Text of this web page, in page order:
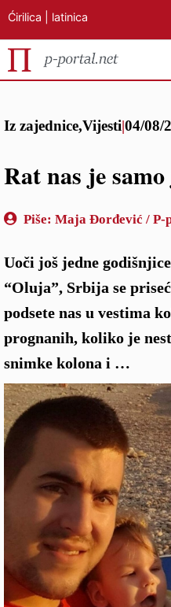
sadržaj
Ćirilica latinica
Iz zajednice,Vijesti|04/08/
Rat nas je
Piše: Maja Đorđević / P-
Uoči još jedne
“Oluja”, Srbija se
podsete nas u vestima
prognanih, koliko je
snimke kolona i …